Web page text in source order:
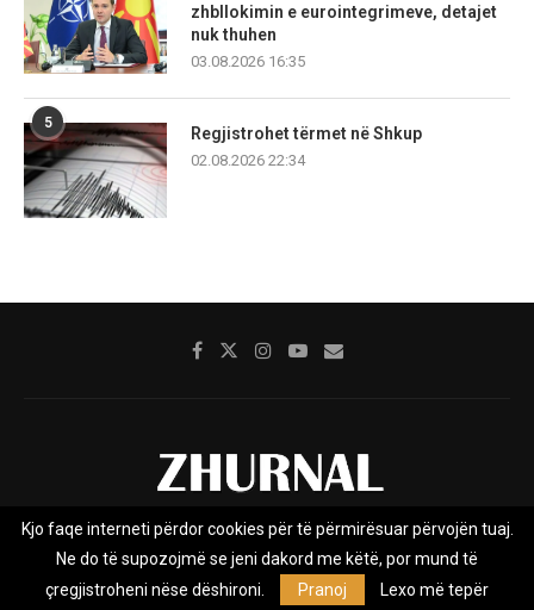
zhbllokimin e eurointegrimeve, detajet
nuk thuhen
03.08.2026 16:35
5
Regjistrohet tërmet në Shkup
02.08.2026 22:34
Rreth nesh Impresumi Marketing
Kontakt
Privacy Policy
Kjo faqe interneti përdor cookies për të përmirësuar përvojën tuaj.
Ne do të supozojmë se jeni dakord me këtë, por mund të
çregjistroheni nëse dëshironi.
Pranoj Lexo më tepër